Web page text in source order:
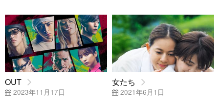
OUT
2023年11月17日
女たち
2021年6月1日